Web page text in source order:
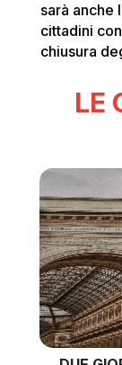
sarà anche
cittadini
chiusura
LE